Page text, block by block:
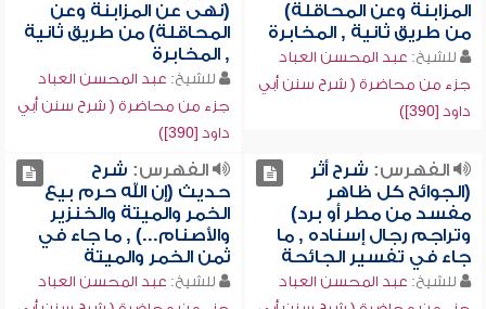
المزابنة وعن المحاقلة)
من طريق ثانية , المخابرة
للشيخ: عبد المحسن العباد
جزء من محاضرة ( شرح سنن أبي
داود [390])
(نهى عن المزابنة وعن
المحاقلة) من طريق ثانية
, المخابرة
للشيخ: عبد المحسن العباد
جزء من محاضرة ( شرح سنن أبي
داود [390])
الفهرس: شرح أثر
(الجوائح كل ظاهر
مفسد من مطر أو برد)
وتراجم رجال إسناده , ما
جاء في تفسير الجائحة
للشيخ: عبد المحسن العباد
الفهرس: شرح
حديث (إن الله حرم بيع
الخمر والميتة والخنزير
والأصنام...) , ما جاء في
ثمن الخمر والميتة
للشيخ: عبد المحسن العباد